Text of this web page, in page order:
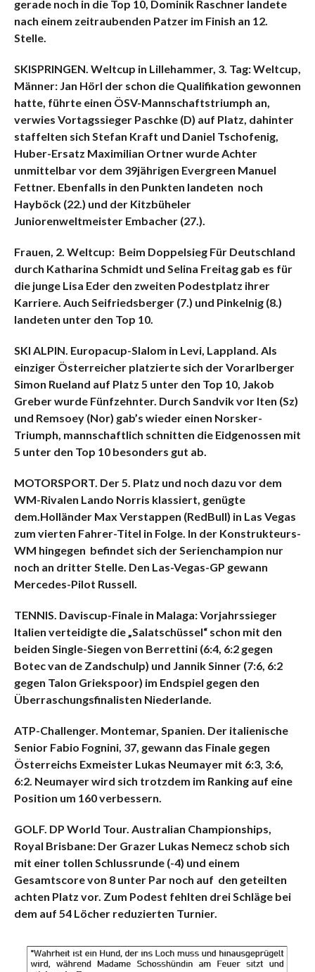
gerade noch in die Top 10, Dominik Raschner landete
nach einem zeitraubenden Patzer im Finish an 12.
Stelle.
SKISPRINGEN. Weltcup in Lillehammer, 3. Tag: Weltcup,
Männer: Jan Hörl der schon die Qualifikation gewonnen
hatte, führte einen ÖSV-Mannschaftstriumph an,
verwies Vortagssieger Paschke (D) auf Platz, dahinter
staffelten sich Stefan Kraft und Daniel Tschofenig,
Huber-Ersatz Maximilian Ortner wurde Achter
unmittelbar vor dem 39jährigen Evergreen Manuel
Fettner. Ebenfalls in den Punkten landeten noch
Hayböck (22.) und der Kitzbüheler
Juniorenweltmeister Embacher (27.).
Frauen, 2. Weltcup: Beim Doppelsieg Für Deutschland
durch Katharina Schmidt und Selina Freitag gab es für
die junge Lisa Eder den zweiten Podestplatz ihrer
Karriere. Auch Seifriedsberger (7.) und Pinkelnig (8.)
landeten unter den Top 10.
SKI ALPIN. Europacup-Slalom in Levi, Lappland. Als
einziger Österreicher platzierte sich der Vorarlberger
Simon Rueland auf Platz 5 unter den Top 10, Jakob
Greber wurde Fünfzehnter. Durch Sandvik vor Iten (Sz)
und Remsoey (Nor) gab’s wieder einen Norsker-
Triumph, mannschaftlich schnitten die Eidgenossen mit
5 unter den Top 10 besonders gut ab.
MOTORSPORT. Der 5. Platz und noch dazu vor dem
WM-Rivalen Lando Norris klassiert, genügte
dem.Holländer Max Verstappen (RedBull) in Las Vegas
zum vierten Fahrer-Titel in Folge. In der Konstrukteurs-
WM hingegen befindet sich der Serienchampion nur
noch an dritter Stelle. Den Las-Vegas-GP gewann
Mercedes-Pilot Russell.
TENNIS. Daviscup-Finale in Malaga: Vorjahrssieger
Italien verteidigte die „Salatschüssel“ schon mit den
beiden Single-Siegen von Berrettini (6:4, 6:2 gegen
Botec van de Zandschulp) und Jannik Sinner (7:6, 6:2
gegen Talon Griekspoor) im Endspiel gegen den
Überraschungsfinalisten Niederlande.
ATP-Challenger. Montemar, Spanien. Der italienische
Senior Fabio Fognini, 37, gewann das Finale gegen
Österreichs Exmeister Lukas Neumayer mit 6:3, 3:6,
6:2. Neumayer wird sich trotzdem im Ranking auf eine
Position um 160 verbessern.
GOLF. DP World Tour. Australian Championships,
Royal Brisbane: Der Grazer Lukas Nemecz schob sich
mit einer tollen Schlussrunde (-4) und einem
Gesamtscore von 8 unter Par noch auf den geteilten
achten Platz vor. Zum Podest fehlten drei Schläge bei
dem auf 54 Löcher reduzierten Turnier.